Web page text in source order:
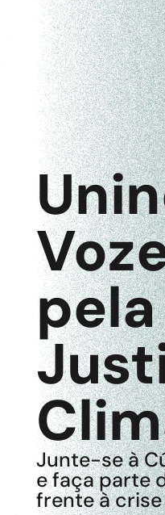
pela
Junte-se à
e faça parte
frente à